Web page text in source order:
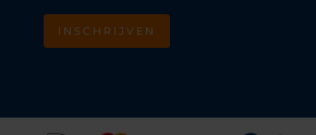
INSCHRIJVEN